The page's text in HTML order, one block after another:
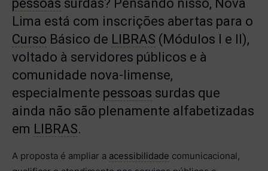
pessoas surdas? Pensando nisso, Nova
Lima está com inscrições abertas para o
Curso Básico de LIBRAS (Módulos I e II),
voltado à servidores públicos e à
comunidade nova-limense,
especialmente pessoas surdas que
ainda não são plenamente alfabetizadas
em LIBRAS.
A proposta é ampliar a acessibilidade comunicacional,